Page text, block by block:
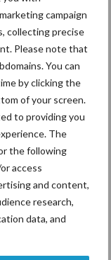
campaign
collecting precise
Please note that
You can
by clicking the
of your screen.
to providing you
The
the following
access
and content,
research,
data, and
en
in
Fokkerij